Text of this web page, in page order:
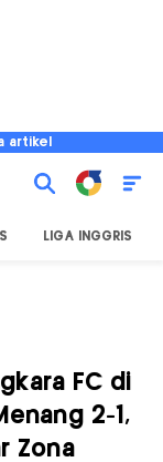
artikel
LIGA INGGRIS
FC di
2-1,
Zona